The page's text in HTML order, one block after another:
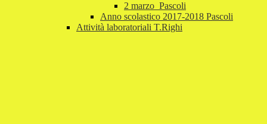
2 marzo_Pascoli
Anno scolastico 2017-2018 Pascoli
Attività laboratoriali T.Righi